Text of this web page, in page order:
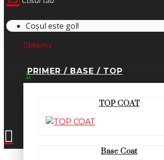
Coșul este gol!
Menu
PRIMER / BASE / TOP
TOP COAT
Base Coat
0745.677.518
office@fsm-romania.ro